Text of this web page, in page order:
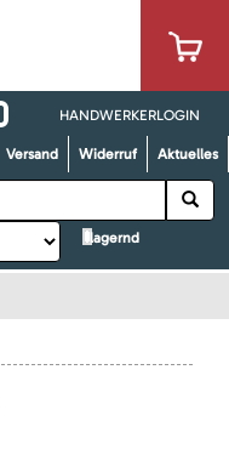
HANDWERKERLOGIN
Versand Widerruf Aktuelles
lagernd